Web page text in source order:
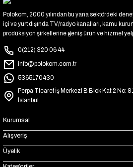
Polokom, 2000 yılından bu yana sektördeki
içi ve yurt dışında TV/radyo kanalları, kamu
prodüksiyon şirketlerine geniş ürün ve hizmet
0(212) 320 06 44
info@polokom.com.tr
5365170430
Perpa Ticaret İş Merkezi B Blok Kat:2 No:
İstanbul
Kurumsal
Alışveriş
Üyelik